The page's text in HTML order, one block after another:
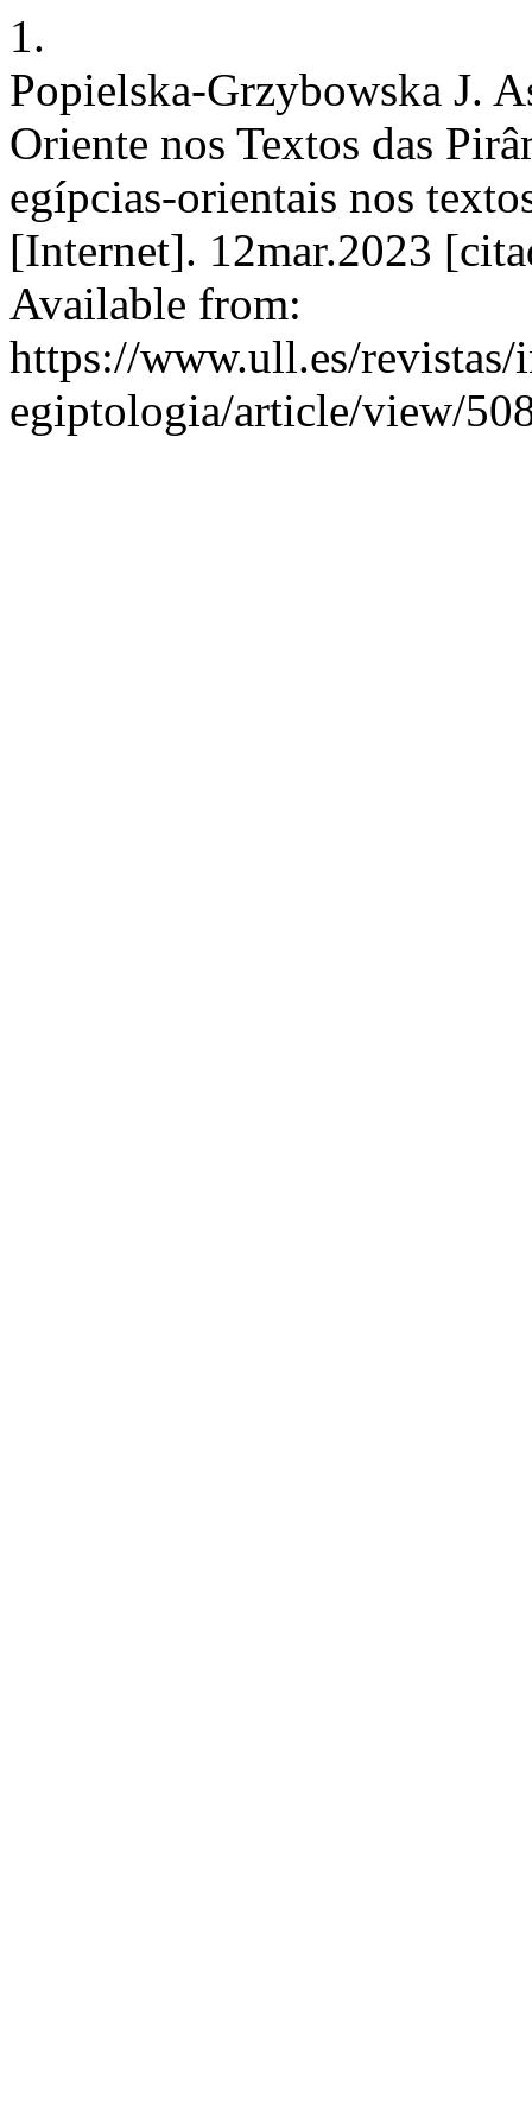
1.
Popielska-Grzybowska J.
Oriente nos Textos das
egípcias-orientais nos
[Internet]. 12mar.2023
Available from:
https://www.ull.es/
egiptologia/article/view/